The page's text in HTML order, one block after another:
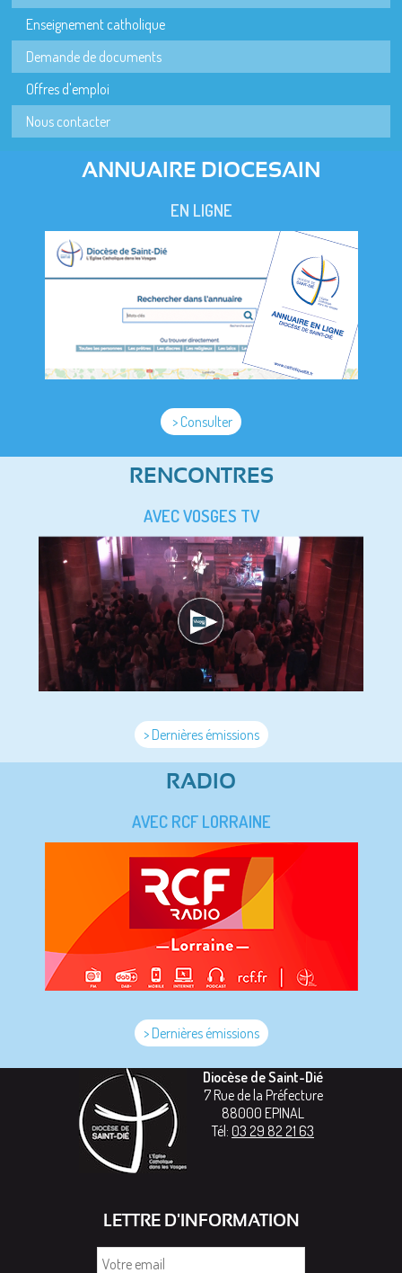
Enseignement catholique
Demande de documents
Offres d'emploi
Nous contacter
ANNUAIRE DIOCESAIN
EN LIGNE
> Consulter
RENCONTRES
AVEC VOSGES TV
> Dernières émissions
RADIO
AVEC RCF LORRAINE
> Dernières émissions
Diocèse de Saint-Dié
7 Rue de la Préfecture
88000 EPINAL
Tél: 03 29 82 21 63
LETTRE D'INFORMATION